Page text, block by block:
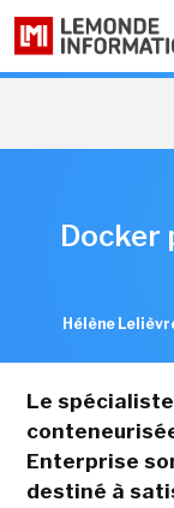
Docker
Hélène
Le
Enterprise
destiné à